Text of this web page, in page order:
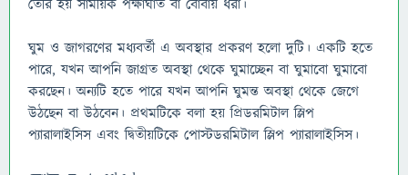
তৈরি হয় সাময়িক পক্ষাঘাত বা বোবায় ধরা।
ঘুম ও জাগরণের মধ্যবর্তী এ অবস্থার প্রকরণ হলো দুটি। একটি হতে
পারে, যখন আপনি জাগ্রত অবস্থা থেকে ঘুমাচ্ছেন বা ঘুমাবো ঘুমাবো
করছেন। অন্যটি হতে পারে যখন আপনি ঘুমন্ত অবস্থা থেকে জেগে
উঠছেন বা উঠবেন। প্রথমটিকে বলা হয় প্রিডরমিটাল স্লিপ
প্যারালাইসিস এবং দ্বিতীয়টিকে পোস্টডরমিটাল স্লিপ প্যারালাইসিস।